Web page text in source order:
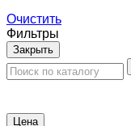
Очистить
Фильтры
Закрыть
Цена